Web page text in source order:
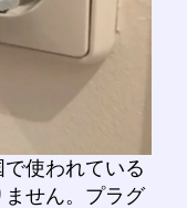
使われている
せん。プラグ